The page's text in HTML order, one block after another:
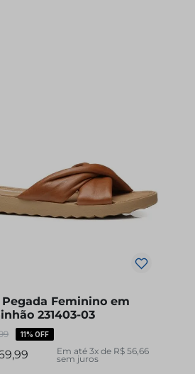
Feminino em
231403-03
11% OFF
,99 Em até 3x de R$ 56 66
sem juros